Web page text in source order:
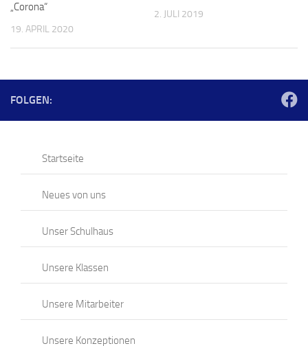
„Corona“
19. APRIL 2020
2. JULI 2019
FOLGEN:
Startseite
Neues von uns
Unser Schulhaus
Unsere Klassen
Unsere Mitarbeiter
Unsere Konzeptionen